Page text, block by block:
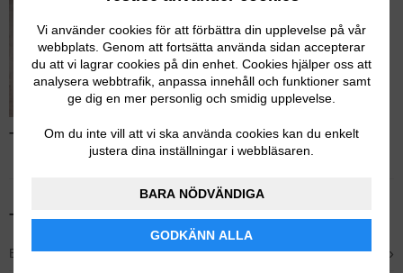
Vi använder cookies för att förbättra din upplevelse på vår
webbplats. Genom att fortsätta använda sidan accepterar
du att vi lagrar cookies på din enhet. Cookies hjälper oss att
analysera webbtrafik, anpassa innehåll och funktioner samt
ge dig en mer personlig och smidig upplevelse.
Om du inte vill att vi ska använda cookies kan du enkelt
justera dina inställningar i webbläsaren.
BARA NÖDVÄNDIGA
GODKÄNN ALLA
Test av juicepressar – Läs hela testet
Tidigare testvinnare
Bäst i test – Wilfa SJ1B-500 ›